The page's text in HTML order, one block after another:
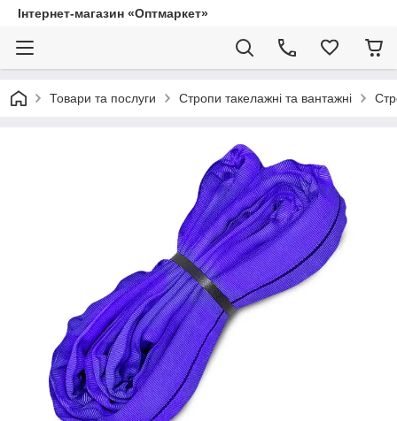
Інтернет-магазин «Оптмаркет»
Товари та послуги Стропи такелажні та вантажні